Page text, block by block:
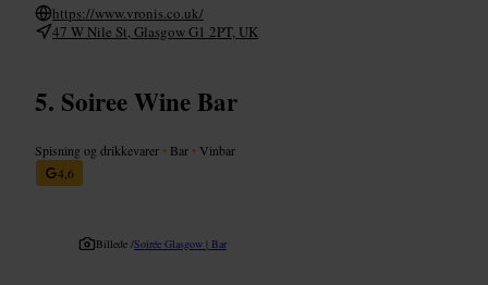
https://www.vronis.co.uk/
47 W Nile St, Glasgow G1 2PT, UK
Soiree Wine Bar
Spisning og drikkevarer • Bar • Vinbar
4,6
Billede /Soirée Glasgow | Bar